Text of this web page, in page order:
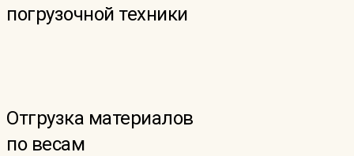
погрузочной техники
Отгрузка материалов
по весам